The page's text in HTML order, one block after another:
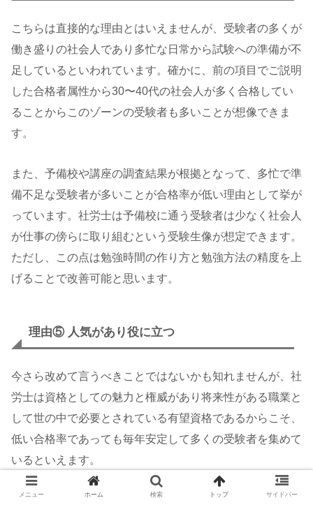
こちらは直接的な理由とはいえませんが、受験者の多くが
働き盛りの社会人であり多忙な日常から試験への準備が不
足しているといわれています。確かに、前の項目でご説明
した合格者属性から30〜40代の社会人が多く合格してい
ることからこのゾーンの受験者も多いことが想像できま
す。
また、予備校や講座の調査結果が根拠となって、多忙で準
備不足な受験者が多いことが合格率が低い理由として挙が
っています。社労士は予備校に通う受験者は少なく社会人
が仕事の傍らに取り組むという受験生像が想定できます。
ただし、この点は勉強時間の作り方と勉強方法の精度を上
げることで改善可能と思います。
理由⑤ 人気があり役に立つ
今さら改めて言うべきことではないかも知れませんが、社
労士は資格としての魅力と権威があり将来性がある職業と
して世の中で必要とされている有望資格であるからこそ、
低い合格率であっても毎年安定して多くの受験者を集めて
いるといえます。
人気があり役に立つ資格だからこそ、多くの人が受験し難
メニュー ホーム 検索 トップ サイドバー